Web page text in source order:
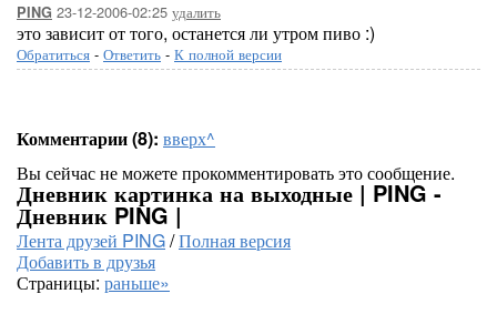
PING 23-12-2006-02:25 удалить
это зависит от того, останется ли утром пиво :)
Обратиться - Ответить - К полной версии
Комментарии (8): вверх^
Вы сейчас не можете прокомментировать это сообщение.
Дневник картинка на выходные | PING -
Дневник PING |
Лента друзей PING/Полная версия
Добавить в друзья
Страницы: раньше»